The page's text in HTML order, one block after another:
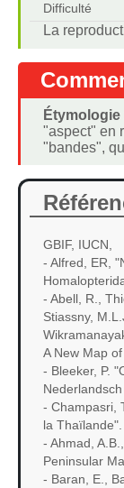
Difficulté
La
Étymologie
"aspect" en
"bandes",
GBIF, IUCN,
- Alfred, ER,
- Abell, R.,
Stiassny,
A New Map
- Bleeker, P.
- Champasri,
la
- Ahmad,
Peninsular
- Baran, E.,